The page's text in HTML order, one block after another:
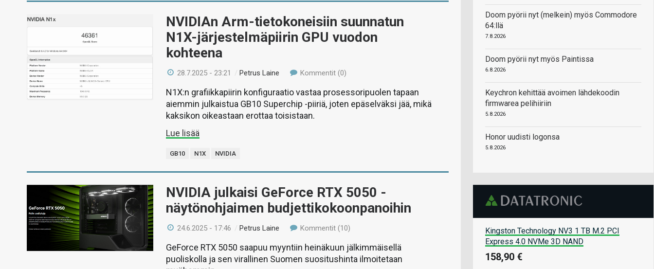
NVIDIAn Arm-tietokoneisiin suunnatun
N1X-järjestelmäpiirin GPU vuodon
kohteena
28.7.2025 - 23:21 /Petrus Laine Kommentit (0)
N1X:n grafiikkapiirin konfiguraatio vastaa prosessoripuolen tapaan
aiemmin julkaistua GB10 Superchip -piiriä, joten epäselväksi jää, mikä
kaksikon oikeastaan erottaa toisistaan.
Lue lisää
GB10 N1X NVIDIA
NVIDIA julkaisi GeForce RTX 5050 -
näytönohjaimen budjettikokoonpanoihin
24.6.2025 - 17:46 /Petrus Laine Kommentit (10)
GeForce RTX 5050 saapuu myyntiin heinäkuun jälkimmäisellä
puoliskolla ja sen virallinen Suomen suositushinta ilmoitetaan
Doom pyörii nyt (melkein) myös Commodore
64:llä
7.8.2026
Doom pyörii nyt myös Paintissa
6.8.2026
Keychron kehittää avoimen lähdekoodin
firmwarea pelihiiriin
5.8.2026
Honor uudisti logonsa
5.8.2026
Kingston Technology NV3 1 TB M.2 PCI
Express 4.0 NVMe 3D NAND
158,90 €